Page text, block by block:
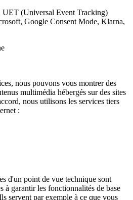
UET (Universal Event Tracking)
Google Consent Mode, Klarna,
nous pouvons vous montrer des
multimédia hébergés sur des sites
nous utilisons les services tiers
:
d'un point de vue technique sont
à garantir les fonctionnalités de base
servent par exemple à ce que vous